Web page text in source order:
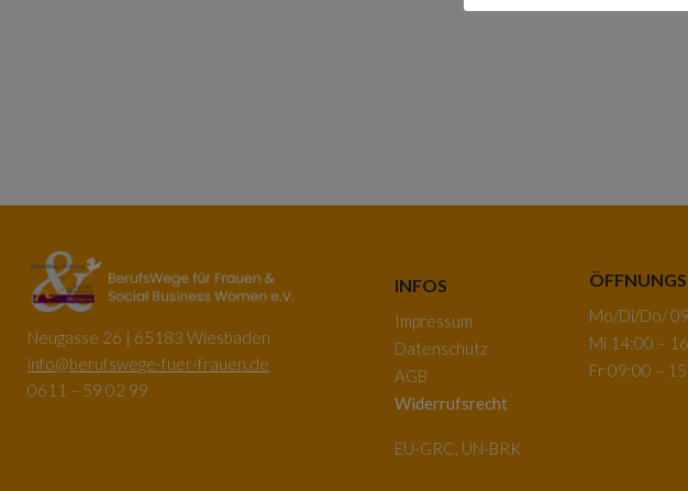
Neugasse 26 | 65183 Wiesbaden
info@berufswege-fuer-frauen.de
0611 – 59 02 99
INFOS
Impressum
Datenschutz
AGB
Widerrufsrecht
EU-GRC, UN-BRK
Mo/Di/Do/
Mi 14:00 –
Fr 09:00 –